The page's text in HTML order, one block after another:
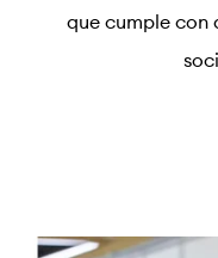
que cumple con